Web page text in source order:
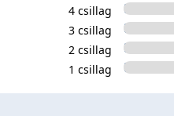
4 csillag
3 csillag
2 csillag
1 csillag